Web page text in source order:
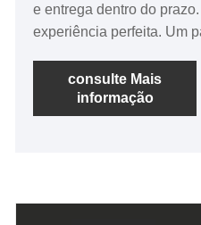
e entrega dentro do
experiência perfeita. Um
de parafuso projetado
eficiente, sem a
um furo.
consulte Mais
informação